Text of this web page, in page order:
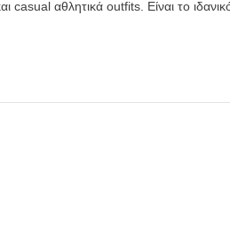
αθλητικά outfits. Είναι το